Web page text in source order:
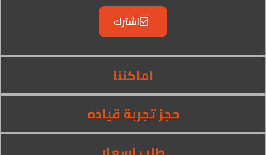
اشترك
اماكننا
حجز تجربة قياده